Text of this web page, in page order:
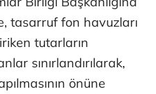
tasarruf fon havuzları
tutarların
sınırlandırılarak,
önüne